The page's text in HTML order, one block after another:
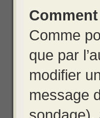
Comme
que par
modifier
message